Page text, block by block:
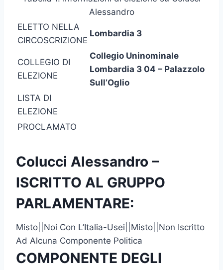
Alessandro
ELETTO NELLA
CIRCOSCRIZIONE
Lombardia 3
COLLEGIO DI
ELEZIONE
Collegio Uninominale
Lombardia 3 04 – Palazzolo
Sull’Oglio
LISTA DI
ELEZIONE
PROCLAMATO
Colucci Alessandro –
ISCRITTO AL GRUPPO
PARLAMENTARE:
Misto||Noi Con L’Italia-Usei||Misto||Non Iscritto
Ad Alcuna Componente Politica
COMPONENTE DEGLI